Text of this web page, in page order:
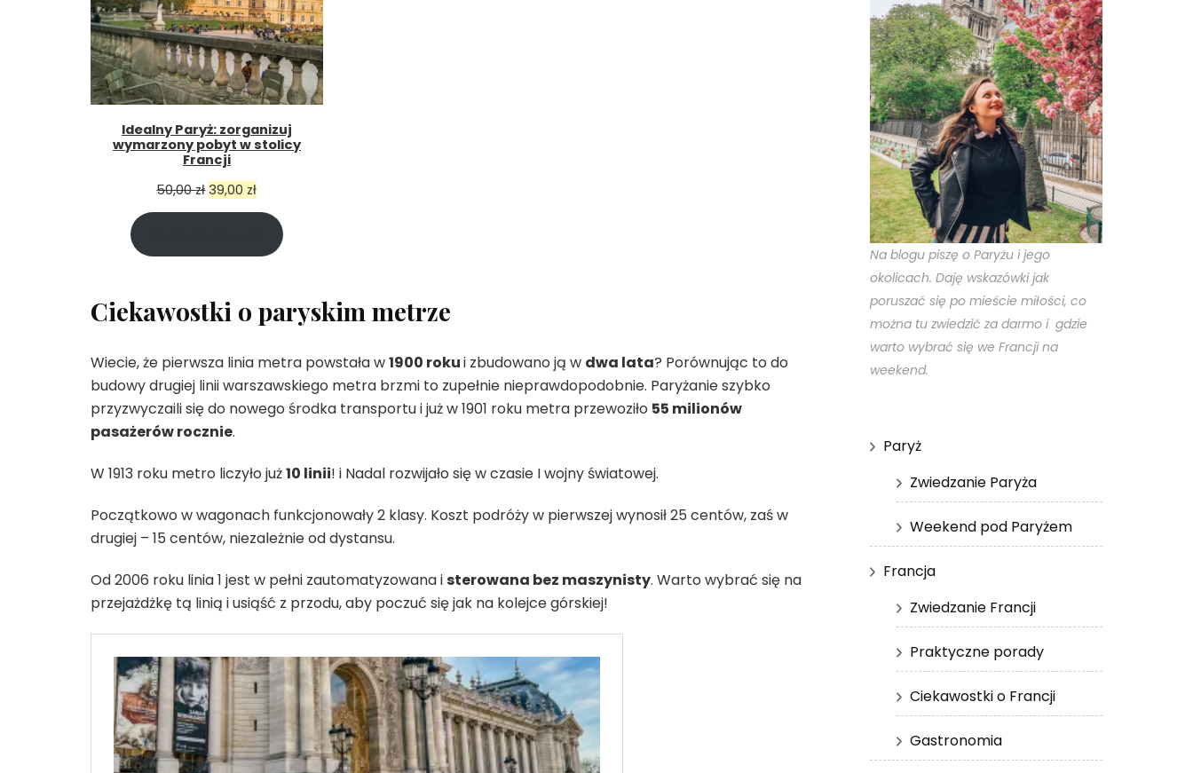
Idealny Paryż: zorganizuj
wymarzony pobyt w stolicy
Francji
50,00złPierwotna
cena
50,00 zł.
39,00 złAktualna
cena
wynosi:
39,00 zł.
Ciekawostki o paryskim metrze
Wiecie, że pierwsza linia metra powstała w1900 rokui zbudowano ją w dwa lata? Porównując to do
budowy drugiej linii warszawskiego metra brzmi to zupełnie nieprawdopodobnie. Paryżanie szybko
przyzwyczaili się do nowego środka transportu i już w 1901 roku metra przewoziło 55 milionów
pasażerów rocznie.
W 1913 roku metro liczyło już10 linii! i Nadal rozwijało się w czasie I wojny światowej.
Początkowo w wagonach funkcjonowały 2 klasy. Koszt podróży w pierwszej wynosił 25 centów, zaś w
drugiej – 15 centów, niezależnie od dystansu.
Od 2006 roku linia 1 jest w pełni zautomatyzowana isterowana bez maszynisty. Warto wybrać się na
przejażdżkę tą linią i usiąść z przodu, aby poczuć się jak na kolejce górskiej!
Na blogu piszę o Paryżu i jego
okolicach. Daję wskazówki jak
poruszać się po mieście miłości, co
można tu zwiedzić za darmo i gdzie
warto wybrać się we Francji na
weekend.
Paryż
Zwiedzanie Paryża
Weekend pod Paryżem
Francja
Zwiedzanie Francji
Praktyczne porady
Ciekawostki o Francji
Gastronomia